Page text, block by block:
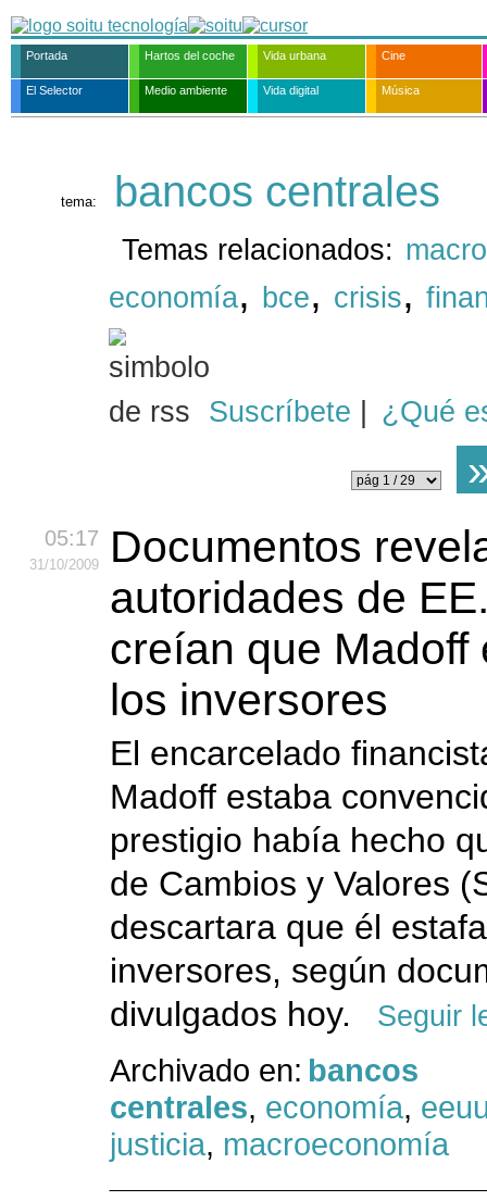
Portada Hartos del coche Vida urbana Cine
El Selector Medio ambiente Vida digital Música
tema: bancos centrales
Temas relacionados:
economía, bce, crisis,
Suscríbete ¿Qué
05:17
31/10/2009
Documentos
autoridades de
creían que Madoff
los inversores
El encarcelado
Madoff estaba
prestigio había hecho
de Cambios y Valores
descartara que él
inversores, según
divulgados hoy.
Seguir
Archivado en: bancos
centrales, economía,
justicia, macroeconomía